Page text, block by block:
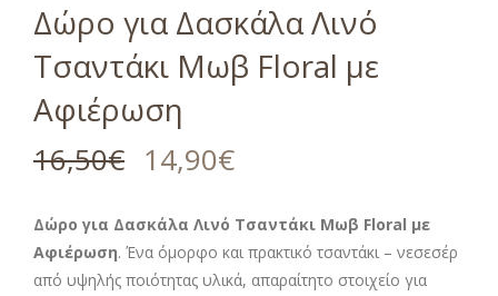
Δώρο για Δασκάλα Λινό
Τσαντάκι Μωβ Floral με
Αφιέρωση
16,50€ 14,90€
Δώρο για Δασκάλα Λινό Τσαντάκι Μωβ Floral με
Αφιέρωση. Ένα όμορφο και πρακτικό τσαντάκι – νεσεσέρ
από υψηλής ποιότητας υλικά, απαραίτητο στοιχείο για